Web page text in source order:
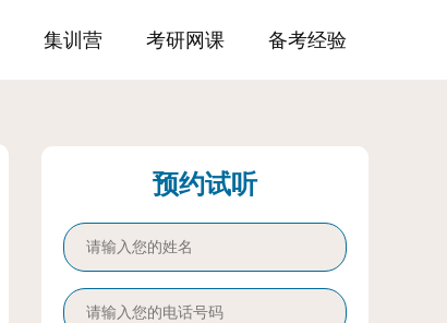
集训营 考研网课 备考经验
预约试听